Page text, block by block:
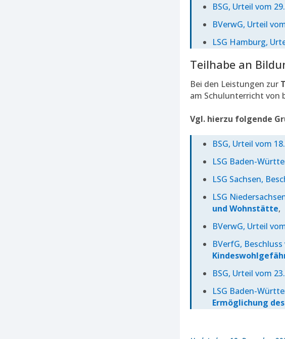
BSG, Urteil vom
BVerwG, Urteil
LSG Hamburg,
Teilhabe an
Bei den Leistungen zur
am Schulunterricht von
Vgl. hierzu folgende
BSG, Urteil vom
LSG Baden-
LSG Sachsen,
LSG
und Wohnstätte,
BVerwG, Urteil
BVerfG,
BSG, Urteil vom
LSG Baden-
Ermöglichung